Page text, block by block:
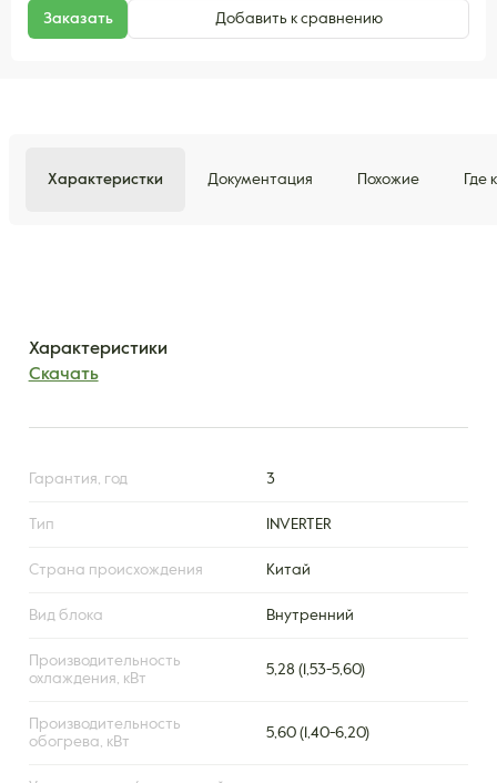
Заказать Добавить к сравнению
Характеристки Документация Похожие Где
Характеристики
Скачать
Гарантия, год 3
Тип INVERTER
Страна происхождения Китай
Вид блока Внутренний
Производительность
охлаждения, кВт
5,28 (1,53-5,60)
Производительность
обогрева, кВт
5,60 (1,40-6,20)